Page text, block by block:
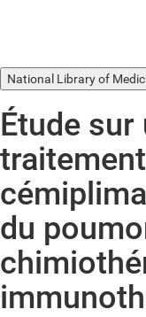
National Library of
Étude sur
du